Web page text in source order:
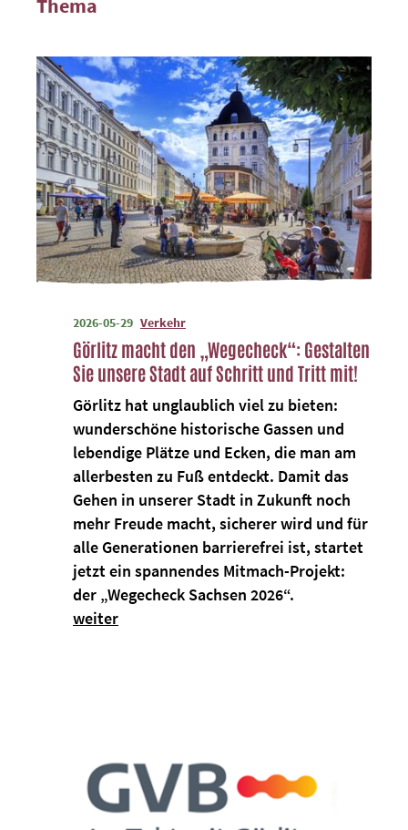
Thema
2026-05-29 Verkehr
Görlitz macht den „Wegecheck“: Gestalten
Sie unsere Stadt auf Schritt und Tritt mit!
Görlitz hat unglaublich viel zu bieten:
wunderschöne historische Gassen und
lebendige Plätze und Ecken, die man am
allerbesten zu Fuß entdeckt. Damit das
Gehen in unserer Stadt in Zukunft noch
mehr Freude macht, sicherer wird und für
alle Generationen barrierefrei ist, startet
jetzt ein spannendes Mitmach-Projekt:
der „Wegecheck Sachsen 2026“.
weiter